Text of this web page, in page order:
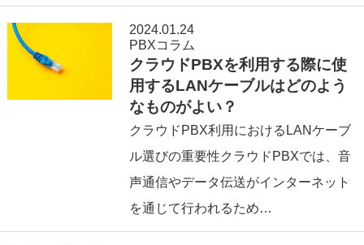
2024.01.24
PBXコラム
クラウドPBXを利用する際に使
用するLANケーブルはどのよう
なものがよい？
クラウドPBX利用におけるLANケーブ
ル選びの重要性クラウドPBXでは、音
声通信やデータ伝送がインターネット
を通じて行われるため…